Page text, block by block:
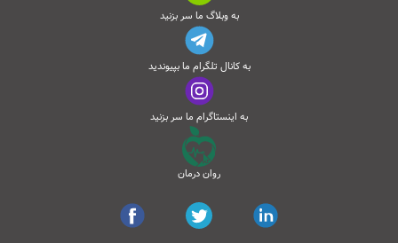
به وبلاگ ما سر بزنید
به کانال تلگرام ما بپیوندید
به اینستاگرام ما سر بزنید
روان درمان